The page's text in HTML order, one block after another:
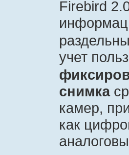
Firebird
учет
снимка
камер,
как